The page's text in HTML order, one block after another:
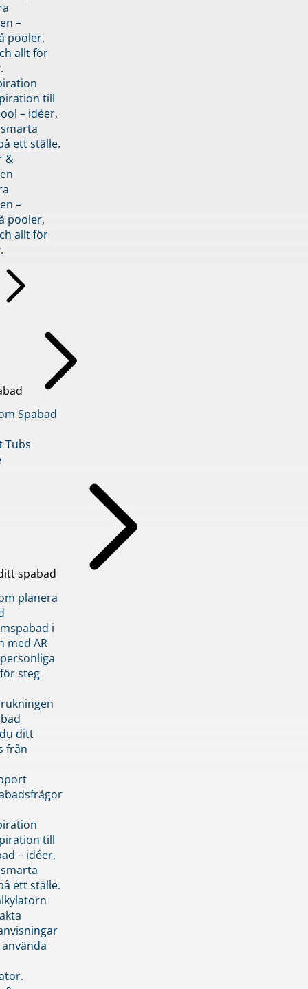
–
pooler,
allt för
till
– idéer,
ett ställe.
&
–
pooler,
allt för
Spabad
Tubs
spabad
planera
i
med AR
steg
ditt
från
till
– idéer,
ett ställe.